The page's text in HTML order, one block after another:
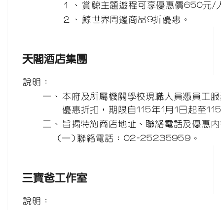
１、 賞鯨主題遊程可享優惠價650元/
２、 鯨世界周邊商品9折優惠。
天閣酒店集團
說明：
一、 本府及所屬機關學校現職人員憑員工
優惠折扣，期限自115年1月1日起至
二、
旨揭特約商店地址、聯絡電話及優惠
(一) 聯絡電話：02-25235959。
三寶爸工作室
說明：